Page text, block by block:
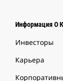
Информация О
Инвесторы
Карьера